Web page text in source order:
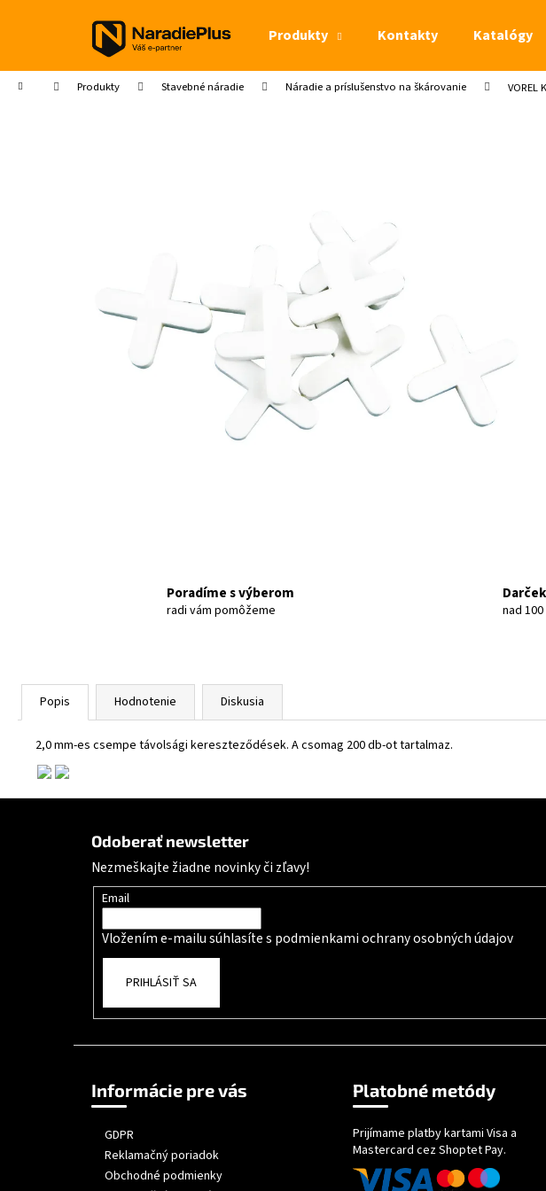
Produkty Kontakty Katalógy
Domov Produkty Stavebné náradie Náradie a príslušenstvo na škárovanie
Poradíme s výberom
radi vám pomôžeme nad 100
Popis Hodnotenie Diskusia
2,0 mm-es csempe távolsági kereszteződések. A csomag 200 db-ot tartalmaz.
do
do
Čo
Odoberať newsletter
Nezmeškajte žiadne novinky či zľavy!
Email
Vložením e-mailu súhlasíte s podmienkami ochrany osobných údajov
PRIHLÁSIŤ SA
Informácie pre vás
GDPR
Reklamačný poriadok
Obchodné podmienky
Platobné metódy
Prijímame platby kartami Visa a
Mastercard cez Shoptet Pay.